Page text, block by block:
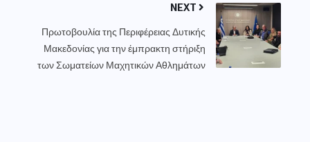
NEXT
Πρωτοβουλία της Περιφέρειας Δυτικής
Μακεδονίας για την έμπρακτη στήριξη
των Σωματείων Μαχητικών Αθλημάτων